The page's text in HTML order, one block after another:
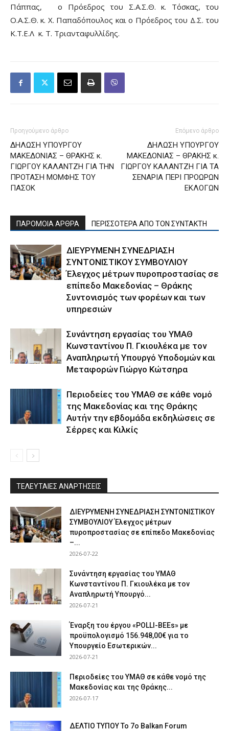
Πάππας, ο Πρόεδρος του Σ.Α.Σ.Θ. κ. Τόσκας, του
Ο.Α.Σ.Θ. κ. Χ. Παπαδόπουλος και ο Πρόεδρος του Δ.Σ. του
Κ.Τ.Ε.Λ κ. Τ. Τριανταφυλλίδης.
Προηγούμενο άρθρο
ΔΗΛΩΣΗ ΥΠΟΥΡΓΟΥ
ΜΑΚΕΔΟΝΙΑΣ – ΘΡΑΚΗΣ κ.
ΓΙΩΡΓΟΥ ΚΑΛΑΝΤΖΗ ΓΙΑ ΤΗΝ
ΠΡΟΤΑΣΗ ΜΟΜΦΗΣ ΤΟΥ
ΠΑΣΟΚ
Επόμενο άρθρο
ΔΗΛΩΣΗ ΥΠΟΥΡΓΟΥ
ΜΑΚΕΔΟΝΙΑΣ – ΘΡΑΚΗΣ κ.
ΓΙΩΡΓΟΥ ΚΑΛΑΝΤΖΗ ΓΙΑ ΤΑ
ΣΕΝΑΡΙΑ ΠΕΡΙ ΠΡΟΩΡΩΝ
ΕΚΛΟΓΩΝ
ΠΑΡΟΜΟΙΑ ΑΡΘΡΑ ΠΕΡΙΣΣΟΤΕΡΑ ΑΠΟ ΤΟΝ ΣΥΝΤΑΚΤΗ
ΔΙΕΥΡΥΜΕΝΗ ΣΥΝΕΔΡΙΑΣΗ
ΣΥΝΤΟΝΙΣΤΙΚΟΥ ΣΥΜΒΟΥΛΙΟΥ
Έλεγχος μέτρων πυροπροστασίας σε
επίπεδο Μακεδονίας – Θράκης
Συντονισμός των φορέων και των
υπηρεσιών
Συνάντηση εργασίας του ΥΜΑΘ
Κωνσταντίνου Π. Γκιουλέκα με τον
Αναπληρωτή Υπουργό Υποδομών και
Μεταφορών Γιώργο Κώτσηρα
Περιοδείες του ΥΜΑΘ σε κάθε νομό
της Μακεδονίας και της Θράκης
Αυτήν την εβδομάδα εκδηλώσεις σε
Σέρρες και Κιλκίς
ΤΕΛΕΥΤΑΙΕΣ ΑΝΑΡΤΗΣΕΙΣ
ΔΙΕΥΡΥΜΕΝΗ ΣΥΝΕΔΡΙΑΣΗ ΣΥΝΤΟΝΙΣΤΙΚΟΥ
ΣΥΜΒΟΥΛΙΟΥ Έλεγχος μέτρων
πυροπροστασίας σε επίπεδο Μακεδονίας
–...
2026-07-22
Συνάντηση εργασίας του ΥΜΑΘ
Κωνσταντίνου Π. Γκιουλέκα με τον
Αναπληρωτή Υπουργό...
2026-07-21
Έναρξη του έργου «POLLI-BEEs» με
προϋπολογισμό 156.948,00€ για το
Υπουργείο Εσωτερικών...
2026-07-21
Περιοδείες του ΥΜΑΘ σε κάθε νομό της
Μακεδονίας και της Θράκης...
2026-07-17
ΔΕΛΤΙΟ ΤΥΠΟΥ Το 7ο Balkan Forum